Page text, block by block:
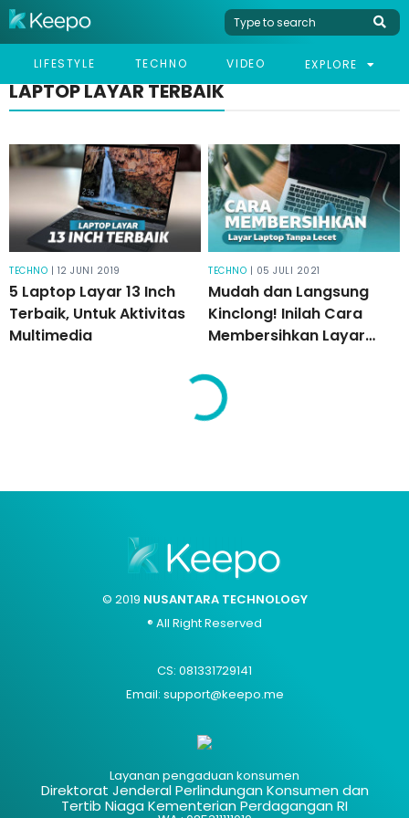
LIFESTYLE TECHNO VIDEO EXPLORE
LAPTOP LAYAR TERBAIK
TECHNO | 12 JUNI 2019
5 Laptop Layar 13 Inch
Terbaik, Untuk Aktivitas
Multimedia
TECHNO | 05 JULI 2021
Mudah dan Langsung
Kinclong! Inilah Cara
Membersihkan Layar
© 2019 NUSANTARA TECHNOLOGY
® All Right Reserved
CS: 081331729141
Email: support@keepo.me
Layanan pengaduan konsumen
Direktorat Jenderal Perlindungan Konsumen dan
Tertib Niaga Kementerian Perdagangan RI